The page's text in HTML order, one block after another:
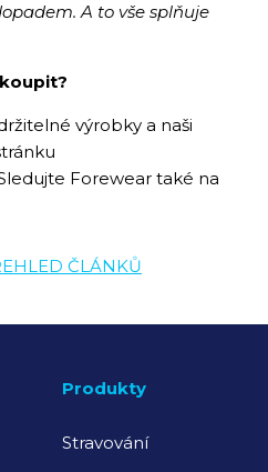
A to vše splňuje
výrobky a naši
Forewear také na
ČLÁNKŮ
Produkty
Stravování